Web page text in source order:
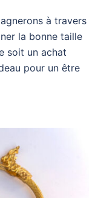
à travers
la bonne taille
soit un achat
pour un être